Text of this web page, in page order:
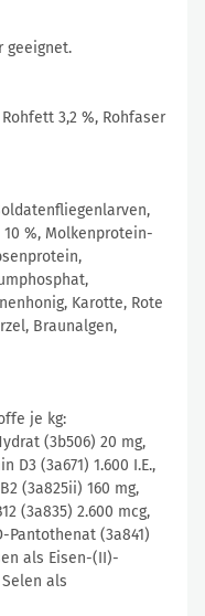
geeignet.
3,2 %, Rohfaser
10 %, Molkenprotein-
Karotte, Rote
Braunalgen,
je kg:
(3b506) 20 mg,
D3 (3a671) 1.600 I.E.,
(3a825ii) 160 mg,
(3a835) 2.600 mcg,
Pantothenat (3a841)
als Eisen-(II)-
als